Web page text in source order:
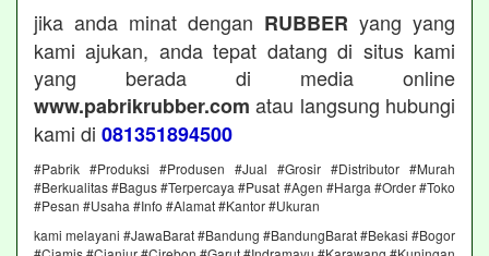
jika anda minat dengan RUBBER yang yang
kami ajukan, anda tepat datang di situs kami
yang berada di media online
www.pabrikrubber.com atau langsung hubungi
kami di 081351894500
#Pabrik #Produksi #Produsen #Jual #Grosir #Distributor #Murah
#Berkualitas #Bagus #Terpercaya #Pusat #Agen #Harga #Order #Toko
#Pesan #Usaha #Info #Alamat #Kantor #Ukuran
kami melayani #JawaBarat #Bandung #BandungBarat #Bekasi #Bogor